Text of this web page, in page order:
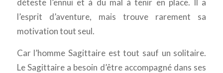
déteste l’ennui et à du mal à tenir en place. Il a
l’esprit d’aventure, mais trouve rarement sa
motivation tout seul.
Car l’homme Sagittaire est tout sauf un solitaire.
Le Sagittaire a besoin d’être accompagné dans ses